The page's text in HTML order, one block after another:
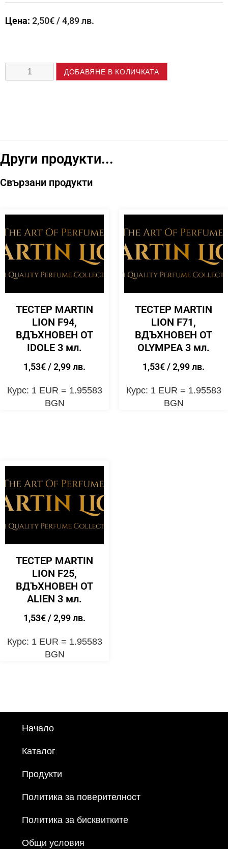
Цена: 2,50€/ 4,89 лв.
ДОБАВЯНЕ В КОЛИЧКАТА
Други продукти...
Свързани продукти
ТЕСТЕР MARTIN
LION F94,
ВДЪХНОВЕН ОТ
IDOLE 3 мл.
1,53€/ 2,99 лв.
Курс: 1 EUR = 1.95583
BGN
ТЕСТЕР MARTIN
LION F71,
ВДЪХНОВЕН ОТ
OLYMPEA 3 мл.
1,53€/ 2,99 лв.
Курс: 1 EUR = 1.95583
BGN
ТЕСТЕР MARTIN
LION F25,
ВДЪХНОВЕН ОТ
ALIEN 3 мл.
1,53€/ 2,99 лв.
Курс: 1 EUR = 1.95583
BGN
Начало
Каталог
Продукти
Политика за поверителност
Политика за бисквитките
Общи условия